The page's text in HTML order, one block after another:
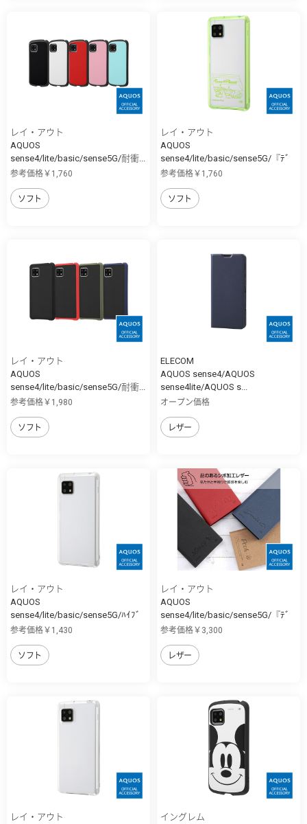
レイ・アウト
AQUOS
sense4/lite/basic/sense5G/耐衝...
参考価格￥1,760
ソフト
レイ・アウト
AQUOS
sense4/lite/basic/sense5G/『ﾃﾞ
ｨ...
参考価格￥1,760
ソフト
レイ・アウト
AQUOS
sense4/lite/basic/sense5G/耐衝...
参考価格￥1,980
ソフト
ELECOM
AQUOS sense4/AQUOS
sense4lite/AQUOS s...
オープン価格
レザー
レイ・アウト
AQUOS
sense4/lite/basic/sense5G/ﾊｲﾌﾞ
ﾘ...
参考価格￥1,430
ソフト
レイ・アウト
AQUOS
sense4/lite/basic/sense5G/『ﾃﾞ
ｨ...
参考価格￥3,300
レザー
レイ・アウト
イングレム